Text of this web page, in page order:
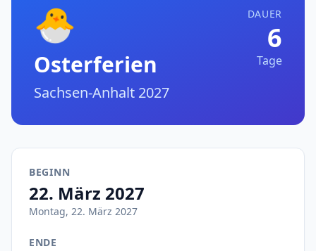
🐣
Osterferien
Sachsen-Anhalt 2027
DAUER
6
Tage
BEGINN
22. März 2027
Montag, 22. März 2027
ENDE